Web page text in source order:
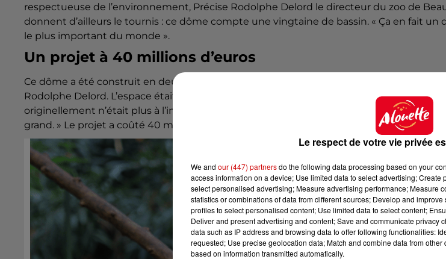
respectueuse de l’environnement, Précise Rodolphe Delord le directeur du zoo de
donnent d’ailleurs le tournis : ce dôme compte une vingtaine de bassin. « Ça en fait un
le plus important du monde ».
Un projet à 40 millions d’euros
Ce dôme a été construit en deux ans.
Rodolphe Delord. L’espace était pensé pour eux à la base.
Mais le bassin que nous
originellement n’était plus à l’image du zoo de
Nous avons donc construit un
grand. » Le projet a coûté 40 millions d’euros.
Le respect de votre vie privée
We and our (447) partnersdo the following data processing based on your
access information on a device; Use limited data to select advertising;
select personalised advertising; Measure advertising performance; Measure
statistics or combinations of data from different sources; Develop and
profiles to select personalised content; Use limited data to select content;
Deliver and present advertising and content; Save and communicate privacy
data such as IP address and browsing data to offer following functionalities:
requested; Use precise geolocation data; Match and combine data from
based on information transmitted automatically.